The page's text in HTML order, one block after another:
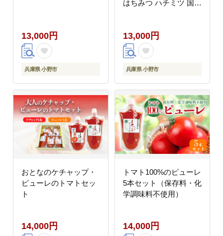
13,000円
兵庫県 小野市
はちみつ ハチミツ 国産
13,000円
兵庫県 小野市
おとなのケチャップ・
ピューレのトマトセッ
ト
14,000円
トマト100%のピューレ
5本セット（保存料・化
学調味料不使用）
14,000円